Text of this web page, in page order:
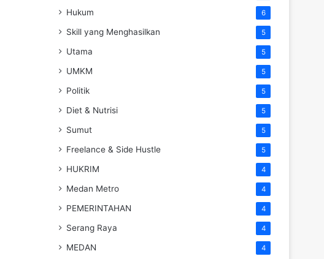
Hukum 6
Skill yang Menghasilkan 5
Utama 5
UMKM 5
Politik 5
Diet & Nutrisi 5
Sumut 5
Freelance & Side Hustle 5
HUKRIM 4
Medan Metro 4
PEMERINTAHAN 4
Serang Raya 4
MEDAN 4